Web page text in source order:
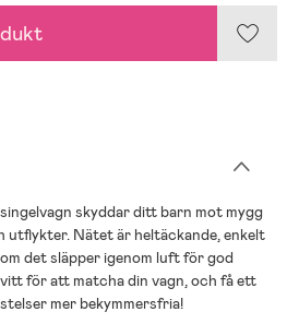
skyddar ditt barn mot mygg
utflykter. Nätet är heltäckande, enkelt
det släpper igenom luft för god
för att matcha din vagn, och få ett
mer bekymmersfria!